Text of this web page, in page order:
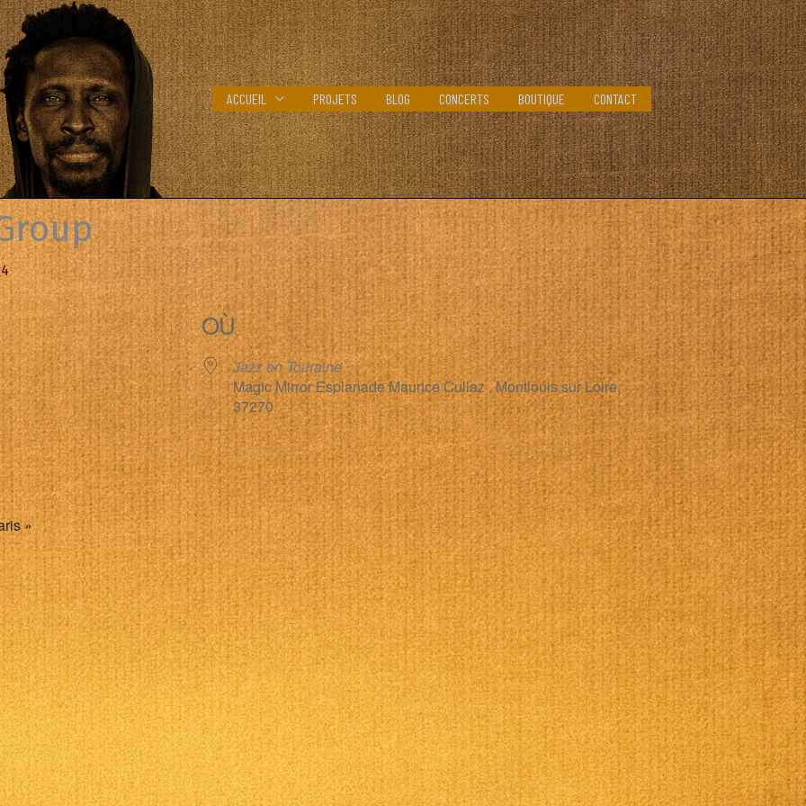
ACCUEIL PROJETS BLOG CONCERTS BOUTIQUE CONTACT
Google iCalendar Office 365 Outlook Live
OÙ
Jazz en Touraine
Magic Mirror Esplanade Maurice Cullaz , Montlouis sur Loire,
37270
»